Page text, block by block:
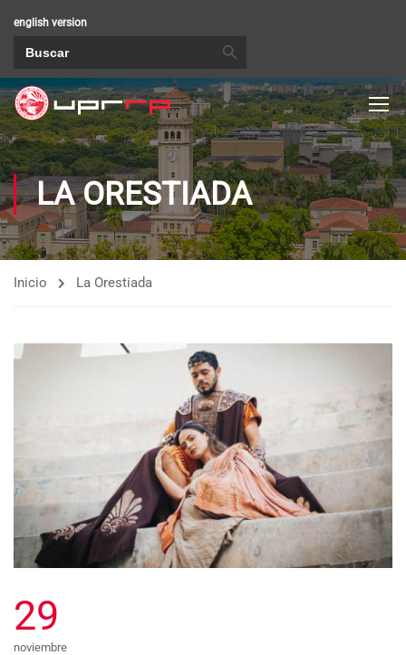
english version
LA ORESTIADA
Inicio La Orestiada
29
noviembre